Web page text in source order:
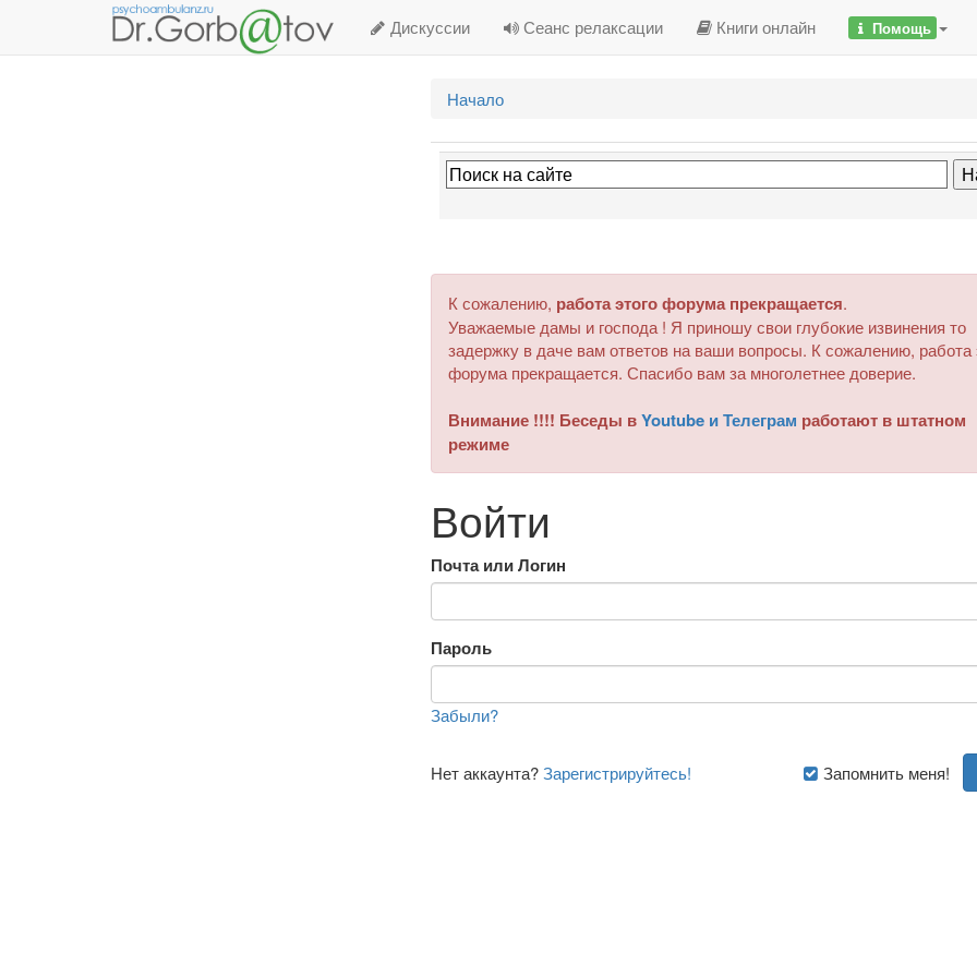
Дискуссии Сеанс релаксации Книги онлайн Помощь
Начало
К сожалению, работа этого форума прекращается.
Уважаемые дамы и господа ! Я приношу свои глубокие извинения то
задержку в даче вам ответов на ваши вопросы. К сожалению, работа
форума прекращается. Спасибо вам за многолетнее доверие.
Внимание !!!! Беседы вYoutube и Телеграм работают в штатном
режиме
Войти
Почта или Логин
Пароль
Забыли?
Запомнить меня!
Нет аккаунта?Зарегистрируйтесь!